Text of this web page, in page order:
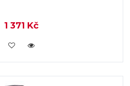
1 371 Kč
KOUPIT